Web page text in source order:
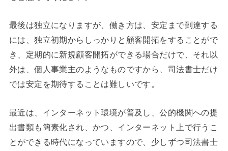
最後は独立になりますが、働き方は、安定まで到達する
には、独立初期からしっかりと顧客開拓をすることがで
き、定期的に新規顧客開拓ができる場合だけで、それ以
外は、個人事業主のようなものですから、司法書士だけ
では安定を期待することは難しいです。
最近は、インターネット環境が普及し、公的機関への提
出書類も簡素化され、かつ、インターネット上で行うこ
とができる時代になっていますので、少しずつ司法書士